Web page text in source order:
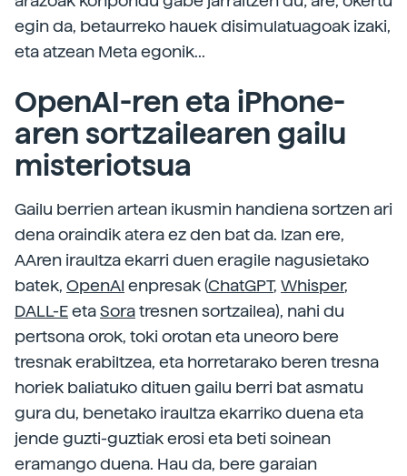
egin da, betaurreko hauek disimulatuagoak izaki,
eta atzean Meta egonik...
OpenAI-ren eta iPhone-
aren sortzailearen gailu
misteriotsua
Gailu berrien artean ikusmin handiena sortzen ari
dena oraindik atera ez den bat da. Izan ere,
AAren iraultza ekarri duen eragile nagusietako
batek, OpenAI enpresak (ChatGPT, Whisper,
DALL-EetaSoratresnen sortzailea), nahi du
pertsona orok, toki orotan eta uneoro bere
tresnak erabiltzea, eta horretarako beren tresna
horiek baliatuko dituen gailu berri bat asmatu
gura du, benetako iraultza ekarriko duena eta
jende guzti-guztiak erosi eta beti soinean
eramango duena. Hau da, bere garaian